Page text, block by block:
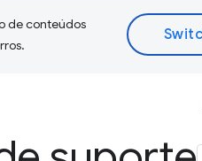
de conteúdos